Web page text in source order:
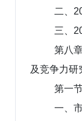
二、
三、
第八
及竞争力研
第一
一、